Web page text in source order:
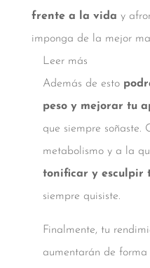
frente a la vida y
imponga de la mejor
Leer más
Además de esto
peso y mejorar tu
que siempre soñaste.
metabolismo y a la
tonificar y esculpir
siempre quisiste.
Finalmente, tu
aumentarán de forma